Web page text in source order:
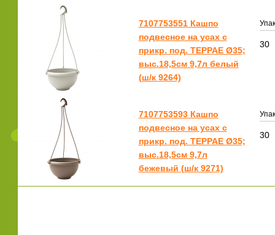
7107753551 Кашпо
подвесное на усах с
прикр. под. ТЕРРАЕ Ø35;
выс.18,5см 9,7л белый
(ш/к 9264)
30
7107753593 Кашпо
подвесное на усах с
прикр. под. ТЕРРАЕ Ø35;
выс.18,5см 9,7л
бежевый (ш/к 9271)
30